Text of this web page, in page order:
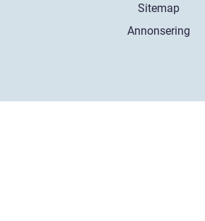
Sitemap
Annonsering